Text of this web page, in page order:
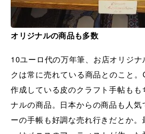
オリジナルの商品も多数
10ユーロ代の万年筆、お店オリジナ
クは常に売れている商品とのこと。
作成している皮のクラフト手帖もも
ナルの商品。日本からの商品も人気
ーの手帳も好調な売れ行きだとか。